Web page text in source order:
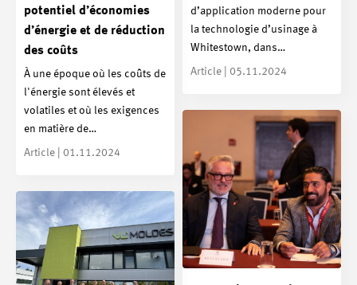
d’application moderne pour
la technologie d’usinage à
Whitestown, dans…
Article | 05.11.2024
potentiel d’économies
d’énergie et de réduction
des coûts
À une époque où les coûts de
l'énergie sont élevés et
volatiles et où les exigences
en matière de…
Article | 01.11.2024